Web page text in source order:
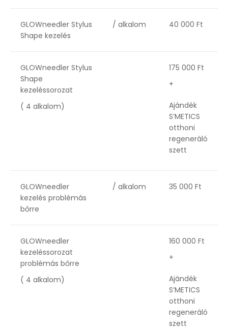
GLOWneedler Stylus
Shape kezelés
/ alkalom 40 000 Ft
GLOWneedler Stylus
Shape
kezeléssorozat
( 4 alkalom)
175 000 Ft
+
Ajándék
S’METICS
otthoni
regeneráló
szett
GLOWneedler
kezelés problémás
bőrre
/ alkalom 35 000 Ft
GLOWneedler
kezeléssorozat
problémás bőrre
( 4 alkalom)
160 000 Ft
+
Ajándék
S’METICS
otthoni
regeneráló
szett